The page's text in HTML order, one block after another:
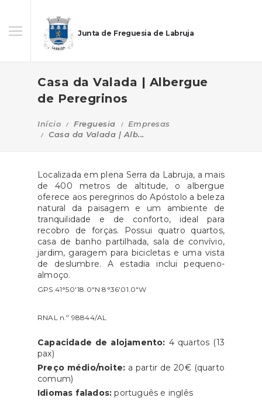
Junta de Freguesia de Labruja
Casa da Valada | Albergue
de Peregrinos
Início Freguesia
Empresas
Casa da Valada | Alb...
Localizada em plena Serra da Labruja, a mais
de 400 metros de altitude, o albergue
oferece aos peregrinos do Apóstolo a beleza
natural da paisagem e um ambiente de
tranquilidade e de conforto, ideal para
recobro de forças. Possui quatro quartos,
casa de banho partilhada, sala de convívio,
jardim, garagem para bicicletas e uma vista
de deslumbre. A estadia inclui pequeno-
almoço.
GPS 41°50'18.0"N 8°36'01.0"W
RNAL n.º 98844/AL
Capacidade de alojamento: 4 quartos (13
pax)
Preço médio/noite: a partir de 20€ (quarto
comum)
Idiomas falados: português e inglês